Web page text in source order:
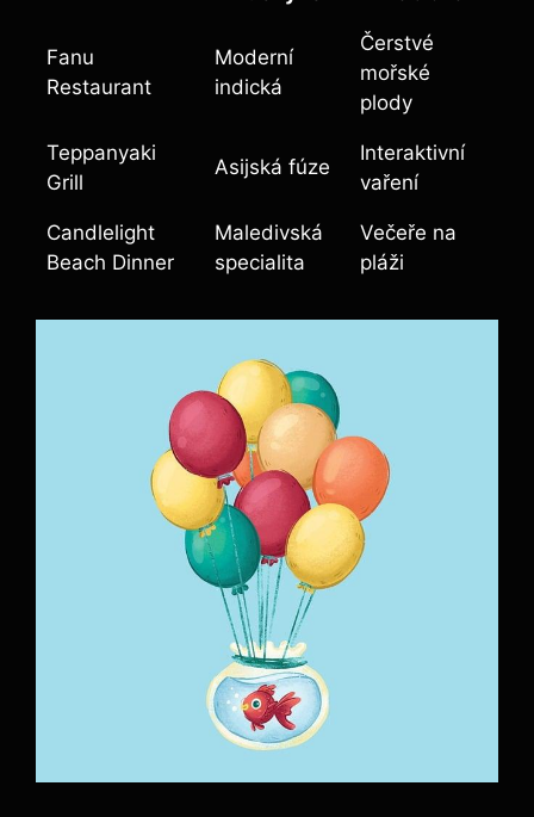
Fanu
Restaurant
Moderní
indická
Čerstvé
mořské
plody
Teppanyaki
Grill
Asijská fúze
Interaktivní
vaření
Candlelight
Beach Dinner
Maledivská
specialita
Večeře na
pláži